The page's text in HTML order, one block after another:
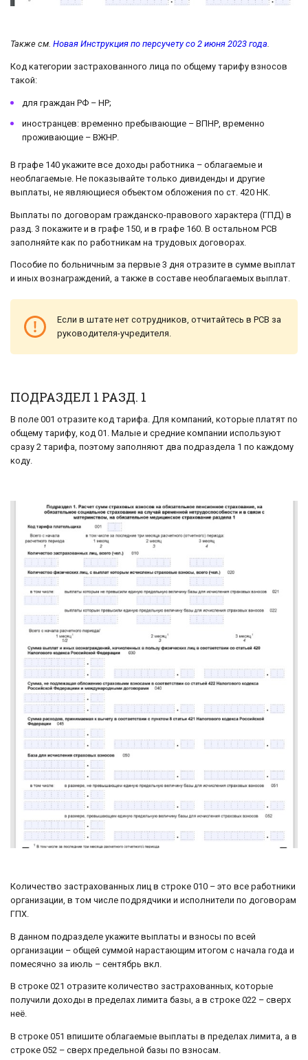
Также см. Новая Инструкция по персучету со 2 июня 2023 года.
Код категории застрахованного лица по общему тарифу взносов
такой:
для граждан РФ – НР;
иностранцев: временно пребывающие – ВПНР, временно
проживающие – ВЖНР.
В графе 140 укажите все доходы работника – облагаемые и
необлагаемые. Не показывайте только дивиденды и другие
выплаты, не являющиеся объектом обложения по ст. 420 НК.
Выплаты по договорам гражданско-правового характера (ГПД) в
разд. 3 покажите и в графе 150, и в графе 160. В остальном РСВ
заполняйте как по работникам на трудовых договорах.
Пособие по больничным за первые 3 дня отразите в сумме выплат
и иных вознаграждений, а также в составе необлагаемых выплат.
Если в штате нет сотрудников, отчитайтесь в РСВ за
руководителя-учредителя.
ПОДРАЗДЕЛ 1 РАЗД. 1
В поле 001 отразите код тарифа. Для компаний, которые платят по
общему тарифу, код 01. Малые и средние компании используют
сразу 2 тарифа, поэтому заполняют два подраздела 1 по каждому
коду.
Количество застрахованных лиц в строке 010 – это все работники
организации, в том числе подрядчики и исполнители по договорам
ГПХ.
В данном подразделе укажите выплаты и взносы по всей
организации – общей суммой нарастающим итогом с начала года и
помесячно за июль – сентябрь вкл.
В строке 021 отразите количество застрахованных, которые
получили доходы в пределах лимита базы, а в строке 022 – сверх
неё.
В строке 051 впишите облагаемые выплаты в пределах лимита, а в
строке 052 – сверх предельной базы по взносам.